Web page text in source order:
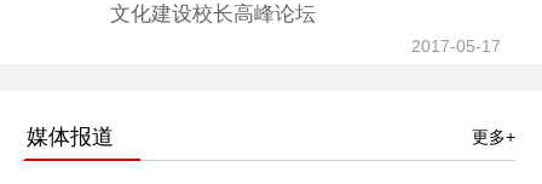
文化建设校长高峰论坛
2017-05-17
媒体报道 更多+